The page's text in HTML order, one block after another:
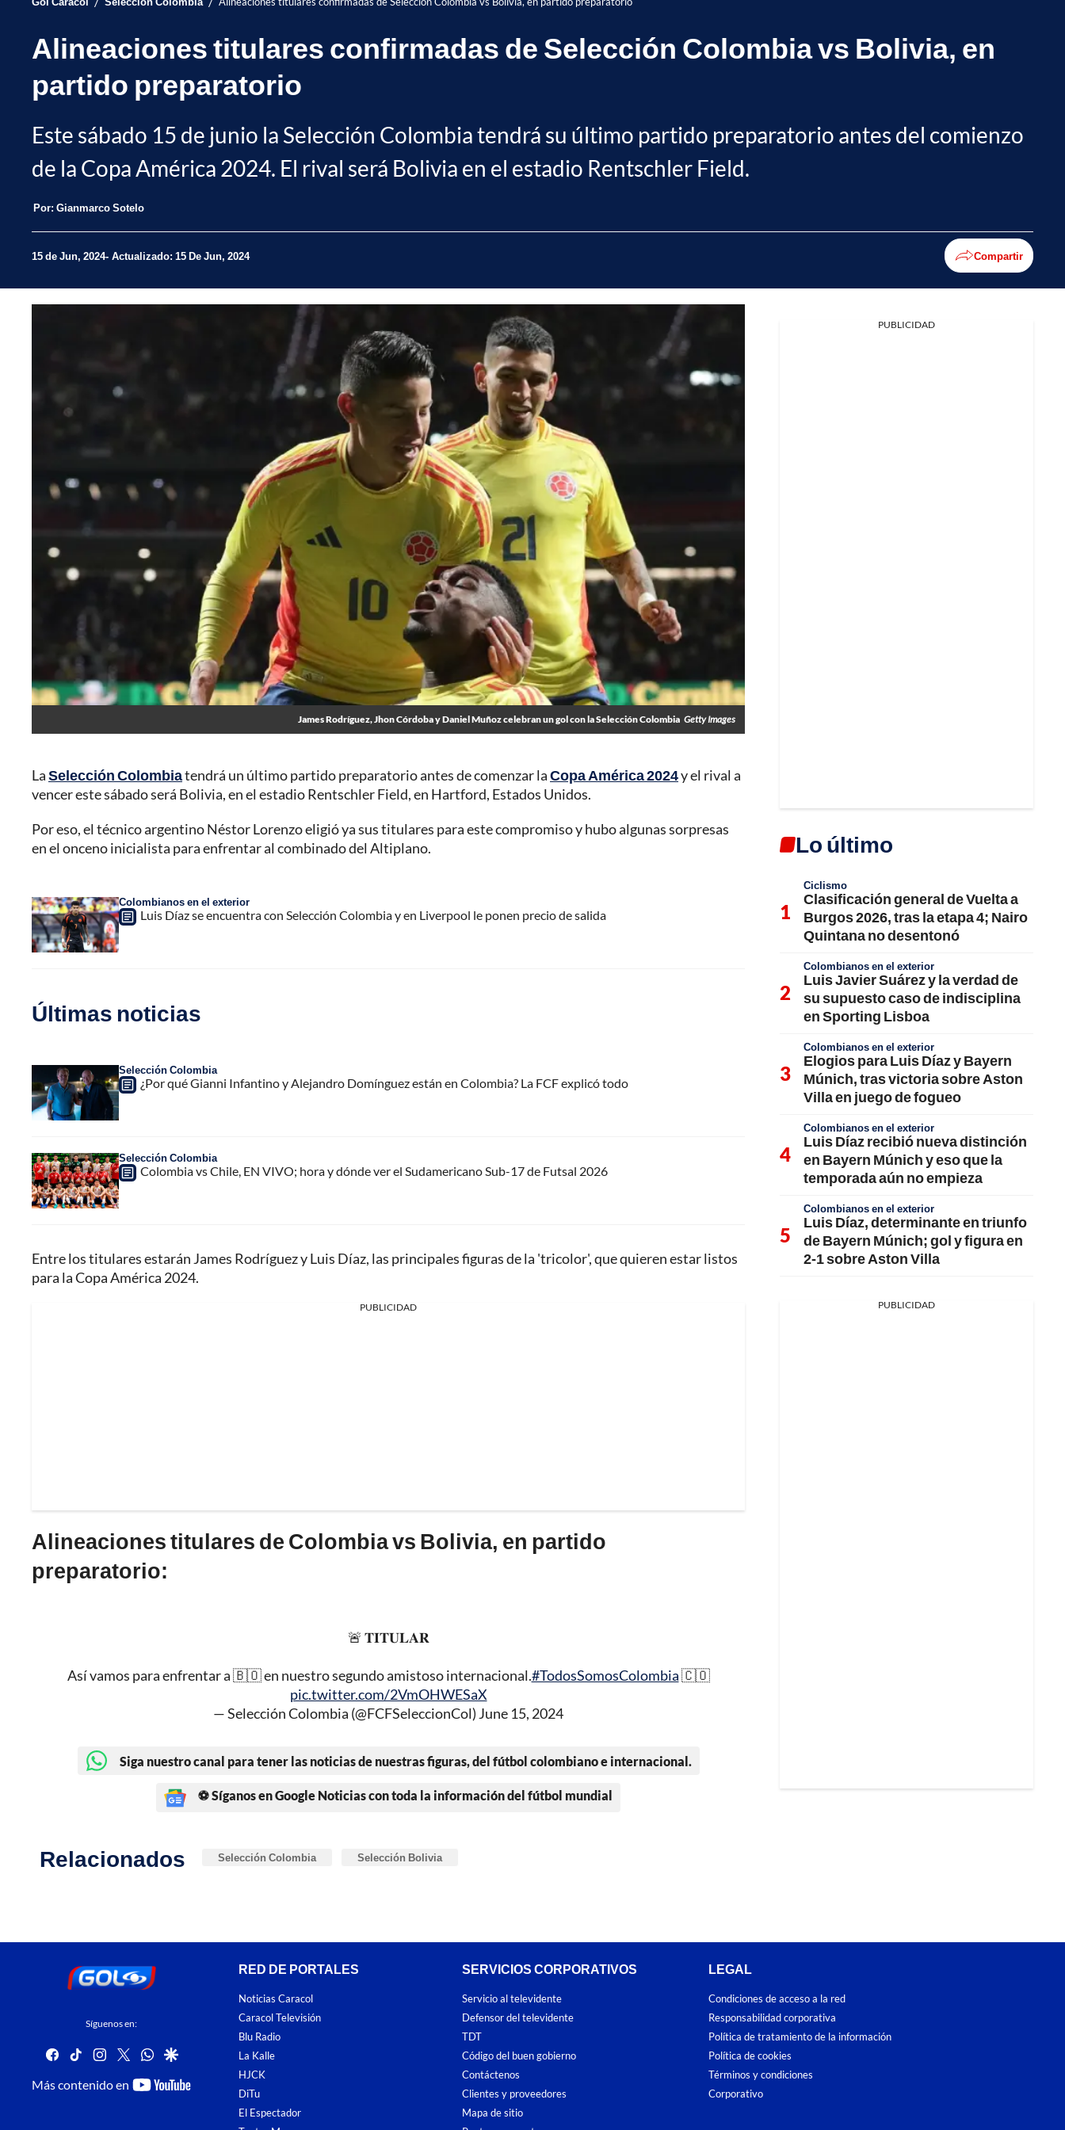
Alineaciones titulares confirmadas de Selección Colombia vs Bolivia, en
partido preparatorio
Este sábado 15 de junio la Selección Colombia tendrá su último partido preparatorio antes del comienzo
de la Copa América 2024. El rival será Bolivia en el estadio Rentschler Field.
Por: Gianmarco Sotelo
15 de Jun, 2024 Actualizado: 15 De Jun, 2024 Compartir
James Rodríguez, Jhon Córdoba y Daniel Muñoz celebran un gol con la Selección Colombia Getty Images
LaSelección Colombiatendrá un último partido preparatorio antes de comenzar laCopa América 2024y el rival a
vencer este sábado será Bolivia, en el estadio Rentschler Field, en Hartford, Estados Unidos.
Por eso, el técnico argentino Néstor Lorenzo eligió ya sus titulares para este compromiso y hubo algunas sorpresas
en el onceno inicialista para enfrentar al combinado del Altiplano.
Colombianos en el exterior
Luis Díaz se encuentra con Selección Colombia y en Liverpool le ponen precio de salida
Últimas noticias
Selección Colombia
¿Por qué Gianni Infantino y Alejandro Domínguez están en Colombia? La FCF explicó todo
Selección Colombia
Colombia vs Chile, EN VIVO; hora y dónde ver el Sudamericano Sub-17 de Futsal 2026
Entre los titulares estarán James Rodríguez y Luis Díaz, las principales figuras de la 'tricolor', que quieren estar listos
para la Copa América 2024.
PUBLICIDAD
Alineaciones titulares de Colombia vs Bolivia, en partido
preparatorio:
🚨 𝐓𝐈𝐓𝐔𝐋𝐀𝐑
Así vamos para enfrentar a 🇧🇴 en nuestro segundo amistoso internacional.#TodosSomosColombia🇨🇴
pic.twitter.com/2VmOHWESaX
— Selección Colombia (@FCFSeleccionCol) June 15, 2024
Siga nuestro canal para tener las noticias de nuestras figuras, del fútbol colombiano e internacional.
⚽ Síganos en Google Noticias con toda la información del fútbol mundial
Relacionados Selección Colombia Selección Bolivia
PUBLICIDAD
Lo último
Ciclismo
Clasificación general de Vuelta a
Burgos 2026, tras la etapa 4; Nairo
Quintana no desentonó
Colombianos en el exterior
Luis Javier Suárez y la verdad de
su supuesto caso de indisciplina
en Sporting Lisboa
Colombianos en el exterior
Elogios para Luis Díaz y Bayern
Múnich, tras victoria sobre Aston
Villa en juego de fogueo
Colombianos en el exterior
Luis Díaz recibió nueva distinción
en Bayern Múnich y eso que la
temporada aún no empieza
Colombianos en el exterior
Luis Díaz, determinante en triunfo
de Bayern Múnich; gol y figura en
2-1 sobre Aston Villa
PUBLICIDAD
Síguenos en:
facebook
tiktokinstagram
twitterwhatsapp
google
Más contenido en
youtube-
RED DE PORTALES
Noticias Caracol
Caracol Televisión
Blu Radio
La Kalle
HJCK
DiTu
El Espectador
SERVICIOS CORPORATIVOS
Servicio al televidente
Defensor del televidente
TDT
Código del buen gobierno
Contáctenos
Clientes y proveedores
Mapa de sitio
LEGAL
Condiciones de acceso a la red
Responsabilidad corporativa
Política de tratamiento de la información
Política de cookies
Términos y condiciones
Corporativo